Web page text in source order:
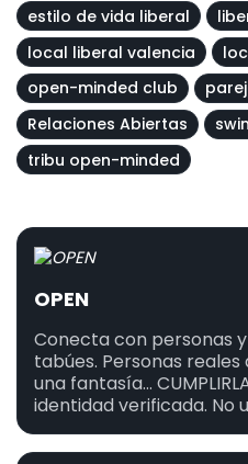
estilo de vida liberal
local liberal valencia
open-minded club
Relaciones Abiertas
tribu open-minded
OPEN
Conecta con personas
tabúes. Personas
una fantasía...
identidad verificada. No